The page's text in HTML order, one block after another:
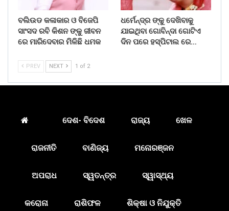
ବଲିଉଡ କଳାକାର ଓ ବିଜେପି
ସାଂସଦ ରବି କିଶନ ଙ୍କୁ ଜୀବନ
ରେ ମାରିଦେବାର ମିଳିଛି ଧମକ
ଧର୍ମେନ୍ଦ୍ର ଙ୍କୁ ଦେଖିବାକୁ
ଯାଇଥିବା ଗୋବିନ୍ଦା ଗୋଟିଏ
ଦିନ ପରେ ହସ୍ପିଟାଲ ରେ…
PREV NEXT 1 of 2
ଦେଶ- ବିଦେଶ ରାଜ୍ୟ ଖେଳ
ରାଜନୀତି ବାଣିଜ୍ୟ ମନୋରଞ୍ଜନ
ଅପରାଧ ସ୍ୱତନ୍ତ୍ର ସ୍ୱାସ୍ଥ୍ୟ
କରୋନା ରାଶିଫଳ ଶିକ୍ଷା ଓ ନିଯୁକ୍ତି